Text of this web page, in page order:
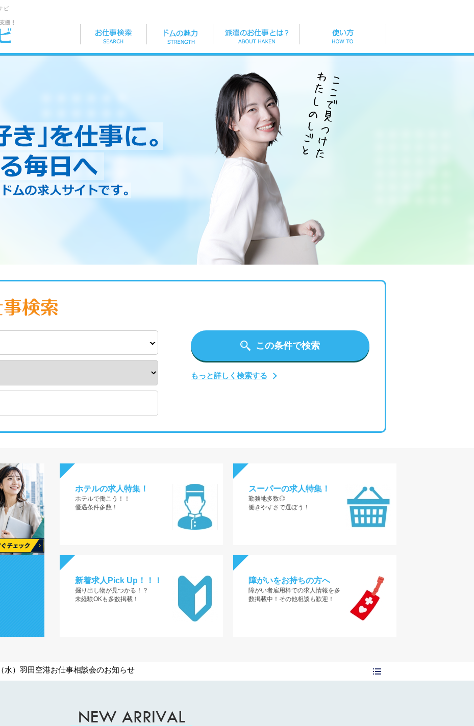
ビ
この条件で検索
もっと詳しく検索する
ホテルの求人特集！
ホテルで働こう！！
優遇条件多数！
スーパーの求人特集！
勤務地多数◎
働きやすさで選ぼう！
新着求人Pick Up！！！
掘り出し物が見つかる！？
未経験OKも多数掲載！
障がいをお持ちの方へ
障がい者雇用枠での求人情報を多
数掲載中！その他相談も歓迎！
会社ケイアイティーサービスが運営するメディアで弊社が紹介されました
会社CAREER FOCUSの運営するメディアで紹介されました！